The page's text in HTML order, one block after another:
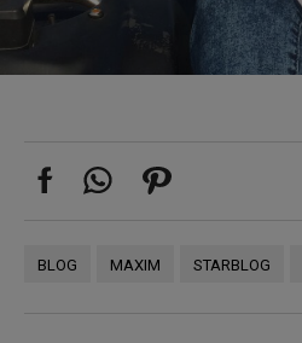
BLOG MAXIM STARBLOG